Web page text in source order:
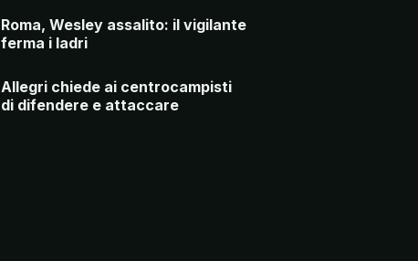
Roma, Wesley assalito: il vigilante
ferma i ladri
Allegri chiede ai centrocampisti
di difendere e attaccare